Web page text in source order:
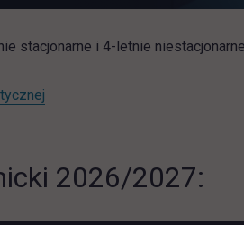
stacjonarne i 4-letnie
2026/2027: